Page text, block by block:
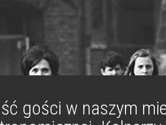
gości w naszym